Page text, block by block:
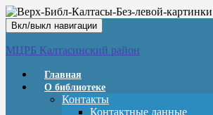
Вкл/выкл навигации
МЦРБ Калтасинский район
Главная
О библиотеке
Контакты
Контактные данные